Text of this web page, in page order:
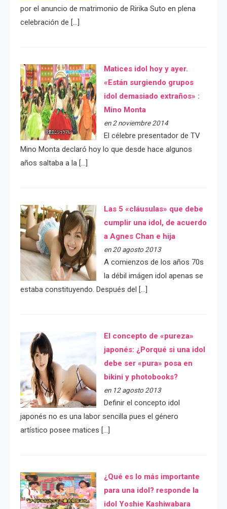
por el anuncio de matrimonio de Ririka Suto en plena
celebración de […]
Matices idol hoy y ayer.
«Están surgiendo grupos
idol demasiado extraños» :
Mino Monta
en 2 noviembre 2014
El célebre presentador de TV
Mino Monta declaró hoy lo que desde hace algunos
años saltaba a la […]
Las 5 «cláusulas» que debe
cumplir una idol, de acuerdo
a Agnes Chan e hija
en 20 agosto 2013
A comienzos de los años 70s
la débil imágen idol apenas se
estaba constituyendo. Después del […]
El concepto de «pureza»
japonés: ¿Porqué si una idol
debe ser «pura» posa en
bikini y photobooks?
en 12 agosto 2013
Definir el concepto idol
japonés no es una labor sencilla pues el género
artístico posee matices […]
¿Qué es lo más importante
para una idol? responde la
idol Yoshie Kashiwabara